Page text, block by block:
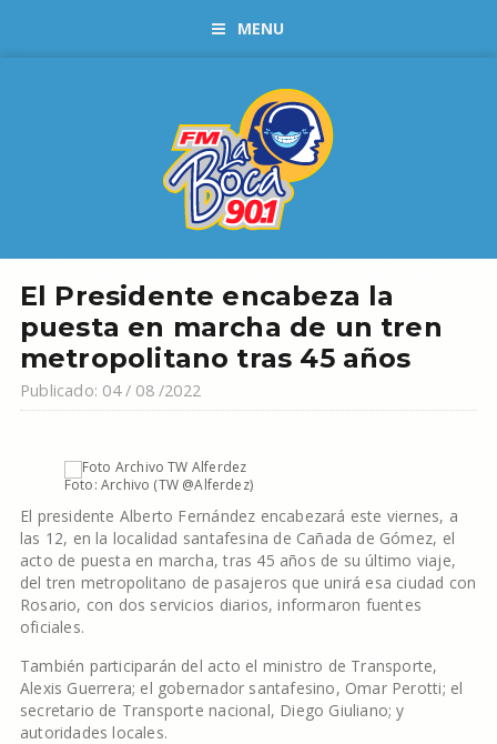
MENU
El Presidente encabeza la
puesta en marcha de un tren
metropolitano tras 45 años
Publicado: 04 / 08 /2022
Foto: Archivo (TW @Alferdez)
El presidente Alberto Fernández encabezará este viernes, a
las 12, en la localidad santafesina de Cañada de Gómez, el
acto de puesta en marcha, tras 45 años de su último viaje,
del tren metropolitano de pasajeros que unirá esa ciudad con
Rosario, con dos servicios diarios, informaron fuentes
oficiales.
También participarán del acto el ministro de Transporte,
Alexis Guerrera; el gobernador santafesino, Omar Perotti; el
secretario de Transporte nacional, Diego Giuliano; y
autoridades locales.